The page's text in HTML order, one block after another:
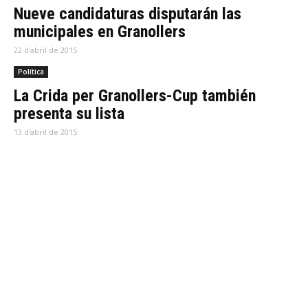
Nueve candidaturas disputarán las
municipales en Granollers
22 d'abril de 2015
Política
La Crida per Granollers-Cup también
presenta su lista
13 d'abril de 2015